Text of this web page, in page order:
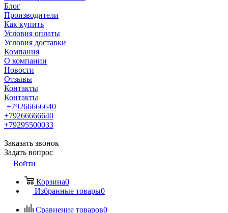
Блог
Производители
Как купить
Условия оплаты
Условия доставки
Компания
О компании
Новости
Отзывы
Контакты
Контакты
+79266666640
+79266666640
+79295500033
Заказать звонок
Задать вопрос
Войти
Корзина0
Избранные товары0
Сравнение товаров0